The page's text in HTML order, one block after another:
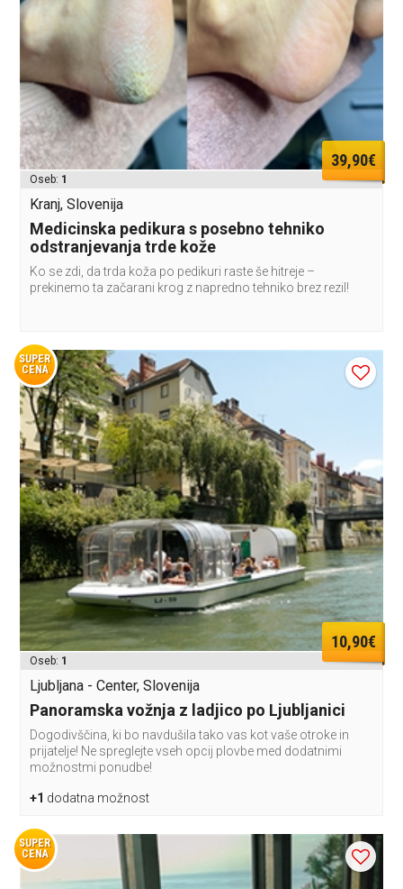
39,90€
Oseb: 1
Kranj, Slovenija
Medicinska pedikura s posebno tehniko
odstranjevanja trde kože
Ko se zdi, da trda koža po pedikuri raste še hitreje –
prekinemo ta začarani krog z napredno tehniko brez rezil!
SUPER
CENA
10,90€
Oseb: 1
Ljubljana - Center, Slovenija
Panoramska vožnja z ladjico po Ljubljanici
Dogodivščina, ki bo navdušila tako vas kot vaše otroke in
prijatelje! Ne spreglejte vseh opcij plovbe med dodatnimi
možnostmi ponudbe!
+1 dodatna možnost
SUPER
CENA